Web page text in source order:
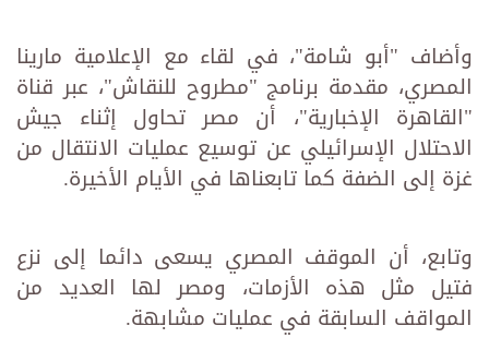
وأضاف "أبو شامة"، في لقاء مع الإعلامية مارينا
المصري، مقدمة برنامج "مطروح للنقاش"، عبر قناة
"القاهرة الإخبارية"، أن مصر تحاول إثناء جيش
الاحتلال الإسرائيلي عن توسيع عمليات الانتقال من
غزة إلى الضفة كما تابعناها في الأيام الأخيرة.
وتابع، أن الموقف المصري يسعى دائما إلى نزع
فتيل مثل هذه الأزمات، ومصر لها العديد من
المواقف السابقة في عمليات مشابهة.